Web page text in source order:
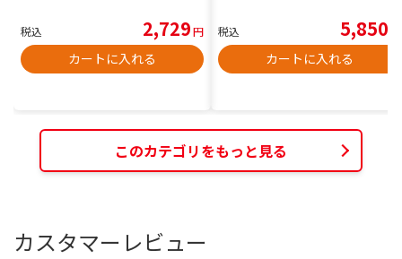
税込 2,729円
カートに入れる
税込 5,850
カートに入れる
このカテゴリをもっと見る
カスタマーレビュー